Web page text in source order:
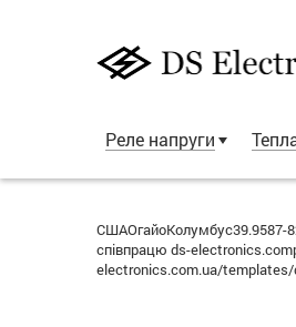
Реле напруги
СШАОгайоКолумбус39.9587-
співпрацю ds-
electronics.com.ua/